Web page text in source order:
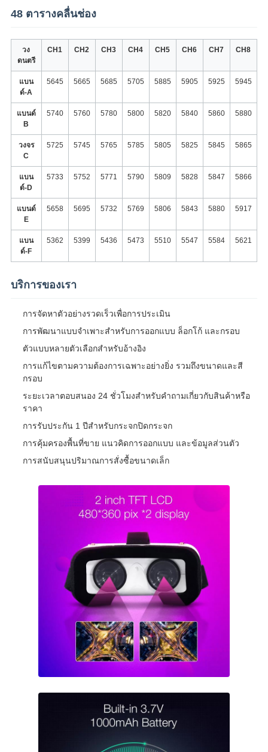
48 ตารางคลื่นช่อง
วง
ดนตรี
CH1 CH2 CH3 CH4 CH5 CH6 CH7 CH8
แบน
ด์-A
5645 5665 5685 5705 5885 5905 5925 5945
แบนด์
B
5740 5760 5780 5800 5820 5840 5860 5880
วงจร
C
5725 5745 5765 5785 5805 5825 5845 5865
แบน
ด์-D
5733 5752 5771 5790 5809 5828 5847 5866
แบนด์
E
5658 5695 5732 5769 5806 5843 5880 5917
แบน
ด์-F
5362 5399 5436 5473 5510 5547 5584 5621
บริการของเรา
การจัดหาตัวอย่างรวดเร็วเพื่อการประเมิน
การพัฒนาแบบจําเพาะสําหรับการออกแบบ ล็อกโก้ และกรอบ
ตัวแบบหลายตัวเลือกสําหรับอ้างอิง
การแก้ไขตามความต้องการเฉพาะอย่างยิ่ง รวมถึงขนาดและสี
กรอบ
ระยะเวลาตอบสนอง 24 ชั่วโมงสําหรับคําถามเกี่ยวกับสินค้าหรือ
ราคา
การรับประกัน 1 ปีสําหรับกระจกปิดกระจก
การคุ้มครองพื้นที่ขาย แนวคิดการออกแบบ และข้อมูลส่วนตัว
การสนับสนุนปริมาณการสั่งซื้อขนาดเล็ก